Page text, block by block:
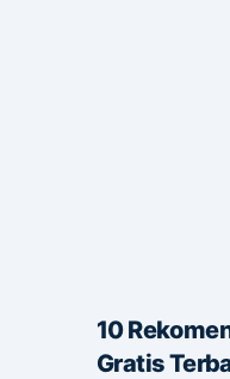
10
Gratis